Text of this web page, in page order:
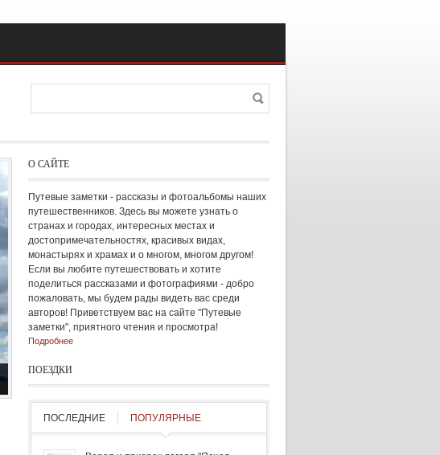
Форма поиска
Поиск
О САЙТЕ
Путевые заметки - рассказы и фотоальбомы наших
путешественников. Здесь вы можете узнать о
странах и городах, интересных местах и
достопримечательностях, красивых видах,
монастырях и храмах и о многом, многом другом!
Если вы любите путешествовать и хотите
поделиться рассказами и фотографиями - добро
пожаловать, мы будем рады видеть вас среди
авторов! Приветствуем вас на сайте "Путевые
заметки", приятного чтения и просмотра!
Подробнее
ПОЕЗДКИ
ПОСЛЕДНИЕ ПОПУЛЯРНЫЕ